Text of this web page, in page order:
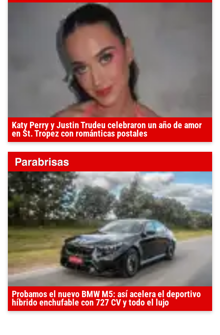
Katy Perry y Justin Trudeu celebraron un año de amor
en St. Tropez con románticas postales
Probamos el nuevo BMW M5: así acelera el deportivo
híbrido enchufable con 727 CV y todo el lujo